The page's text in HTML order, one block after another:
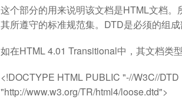
这个部分的用来说明该文档是HTML文档
其所遵守的标准规范集。DTD是必须的组
如在HTML 4.01 Transitional中，其文档类
<!DOCTYPE HTML PUBLIC "-//W3C//
"http://www.w3.org/TR/html4/loose.dtd">